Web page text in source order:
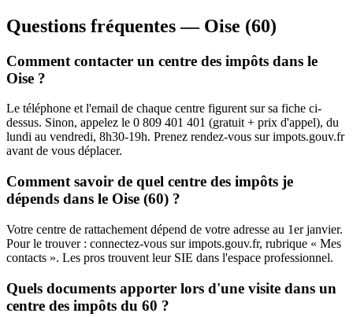
Questions fréquentes — Oise (60)
Comment contacter un centre des impôts dans le
Oise ?
Le téléphone et l'email de chaque centre figurent sur sa fiche ci-
dessus. Sinon, appelez le 0 809 401 401 (gratuit + prix d'appel), du
lundi au vendredi, 8h30-19h. Prenez rendez-vous sur impots.gouv.fr
avant de vous déplacer.
Comment savoir de quel centre des impôts je
dépends dans le Oise (60) ?
Votre centre de rattachement dépend de votre adresse au 1er janvier.
Pour le trouver : connectez-vous sur impots.gouv.fr, rubrique « Mes
contacts ». Les pros trouvent leur SIE dans l'espace professionnel.
Quels documents apporter lors d'une visite dans un
centre des impôts du 60 ?